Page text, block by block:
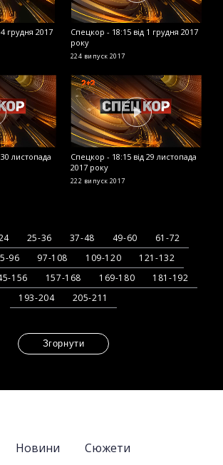
грудня 2017
Спецкор - 18:15 від 1 грудня 2017
року
224 випуск 2017
листопада
Спецкор - 18:15 від 29 листопада
2017 року
222 випуск 2017
25-36 37-48 49-60
61-72
96 97-108 109-120
121-132
156 157-168 169-180
181-192
193-204
205-211
Згорнути
Новини
Сюжети